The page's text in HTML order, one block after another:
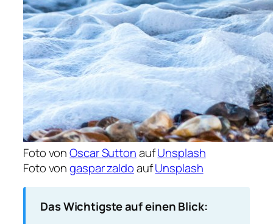
Foto vonOscar SuttonaufUnsplash
Foto vongaspar zaldoaufUnsplash
Das Wichtigste auf einen Blick: